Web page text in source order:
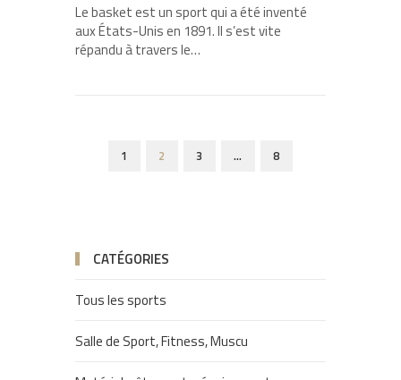
Le basket est un sport qui a été inventé
aux États-Unis en 1891. Il s’est vite
répandu à travers le…
1 2 3 … 8
CATÉGORIES
Tous les sports
Salle de Sport, Fitness, Muscu